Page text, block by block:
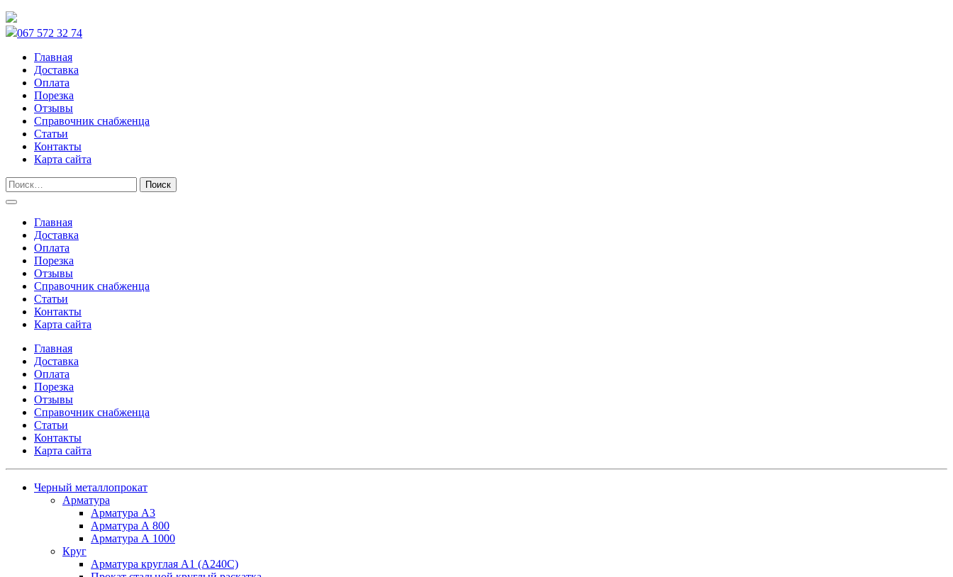
067 572 32 74
Главная
Доставка
Оплата
Порезка
Отзывы
Справочник снабженца
Статьи
Контакты
Карта сайта
Главная
Доставка
Оплата
Порезка
Отзывы
Справочник снабженца
Статьи
Контакты
Карта сайта
Главная
Доставка
Оплата
Порезка
Отзывы
Справочник снабженца
Статьи
Контакты
Карта сайта
Черный металлопрокат
Арматура
Арматура А3
Арматура А 800
Арматура А 1000
Круг
Арматура круглая А1 (А240C)